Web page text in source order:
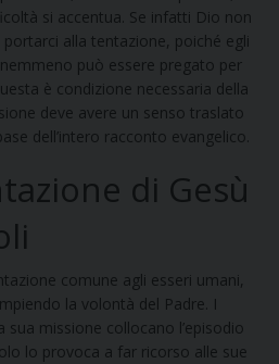
si accentua. Se infatti Dio non
alla tentazione, poiché egli
può essere pregato per
è condizione necessaria della
deve avere un senso traslato
dell’intero racconto evangelico.
di Gesù
comune agli esseri umani,
la volontà del Padre. I
sua missione collocano l’episodio
lo provoca a far ricorso alle sue